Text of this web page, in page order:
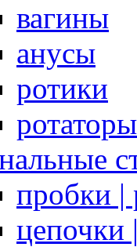
вагины
анусы
ротики
пробки |
цепочки